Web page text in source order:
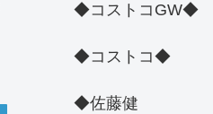
◆コストコGW◆
◆コストコ◆
◆佐藤健